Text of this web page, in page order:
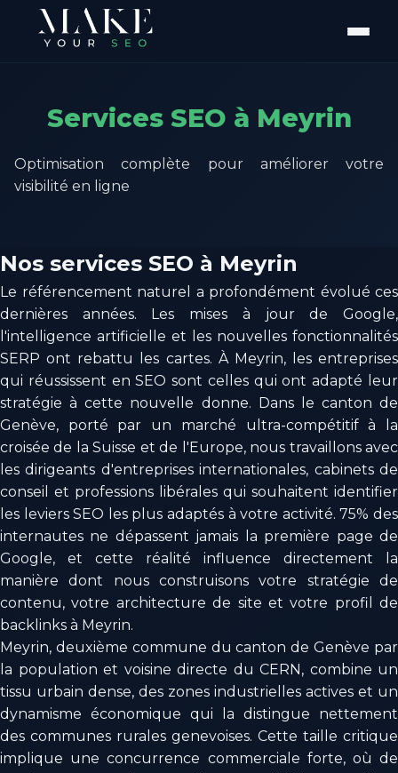
Services SEO à Meyrin
Optimisation complète pour améliorer votre
visibilité en ligne
Nos services SEO à Meyrin
Le référencement naturel a profondément évolué ces
dernières années. Les mises à jour de Google,
l'intelligence artificielle et les nouvelles fonctionnalités
SERP ont rebattu les cartes. À Meyrin, les entreprises
qui réussissent en SEO sont celles qui ont adapté leur
stratégie à cette nouvelle donne. Dans le canton de
Genève, porté par un marché ultra-compétitif à la
croisée de la Suisse et de l'Europe, nous travaillons avec
les dirigeants d'entreprises internationales, cabinets de
conseil et professions libérales qui souhaitent identifier
les leviers SEO les plus adaptés à votre activité. 75% des
internautes ne dépassent jamais la première page de
Google, et cette réalité influence directement la
manière dont nous construisons votre stratégie de
contenu, votre architecture de site et votre profil de
backlinks à Meyrin.
Meyrin, deuxième commune du canton de Genève par
la population et voisine directe du CERN, combine un
tissu urbain dense, des zones industrielles actives et un
dynamisme économique qui la distingue nettement
des communes rurales genevoises. Cette taille critique
implique une concurrence commerciale forte, où de